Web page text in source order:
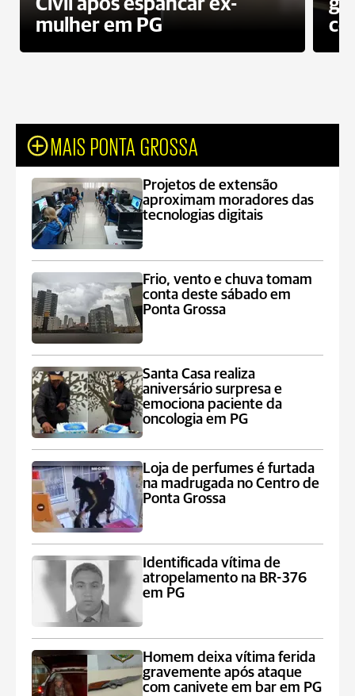
mulher em PG
MAIS PONTA GROSSA
Projetos de extensão
aproximam moradores das
tecnologias digitais
Frio, vento e chuva tomam
conta deste sábado em
Ponta Grossa
Santa Casa realiza
aniversário surpresa e
emociona paciente da
oncologia em PG
Loja de perfumes é furtada
na madrugada no Centro de
Ponta Grossa
Identificada vítima de
atropelamento na BR-376
em PG
Homem deixa vítima ferida
gravemente após ataque
com canivete em bar em PG